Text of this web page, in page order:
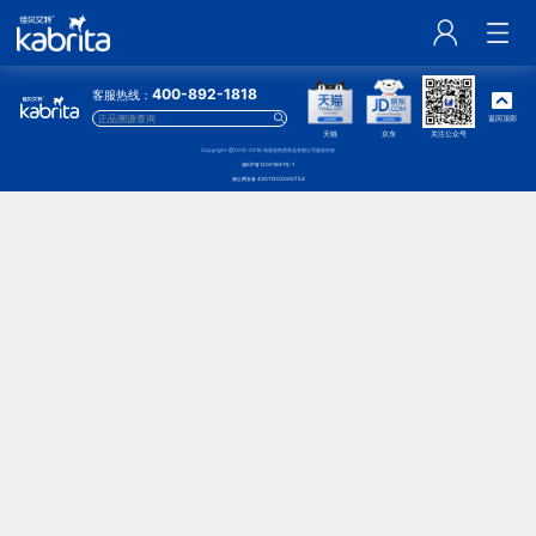
客服热线： 400-892-1818
天猫 京东 关注公众号
返回顶部
Copyright @2015-2016 海普诺凯营养品有限公司版权所有
湘ICP备12001681号-1
湘公网安备 43011202000754